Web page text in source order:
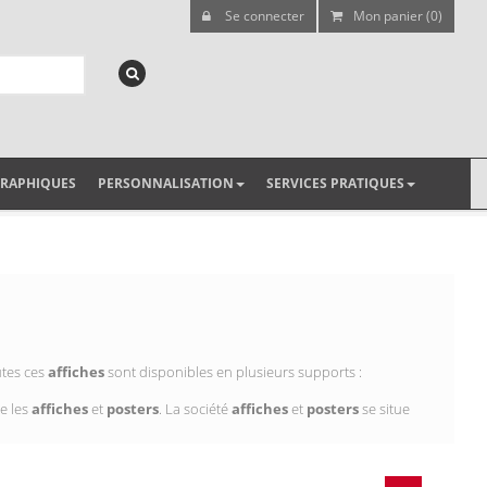
Se connecter Mon panier (0)
PERSONNALISATION SERVICES PRATIQUES
cesaffichessont disponibles en plusieurs supports :
lesafficheset posters. La sociétéafficheset postersse situe